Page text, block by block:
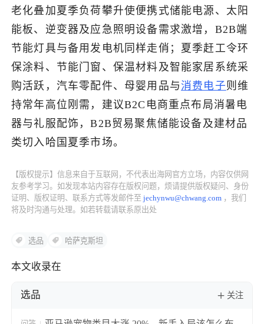
老化叠加夏季负荷攀升使便携式储能电源、太阳
能板、逆变器及应急照明设备需求激增，B2B端
节能灯具与备用发电机同样走俏；夏季赶工令环
保涂料、节能门窗、保温材料及智能家居系统采
购活跃，汽车零配件、母婴用品与 消费电子则维
持常年高位刚需，建议B2C电商重点布局消暑电
器与礼服配饰，B2B贸易聚焦储能设备及建材品
类切入哈国夏季市场。
【版权提示】信息来自于互联网，不代表出海网官方立场，内容仅供网
友参考学习。如发现本站内容存在版权问题，烦请提供版权疑问、身份
证明、版权证明、联系方式等发邮件至jechynwu@chwang.com ，我们
将及时沟通与处理。如若转载请联系原出处
选品 哈萨克斯坦
本文收录在
选品 关注